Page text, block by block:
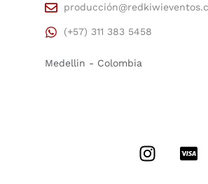
(+57) 311 383 5458
Medellin - Colombia